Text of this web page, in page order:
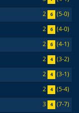
2 6
(5-0)
2 6
(4-0)
2 6
(4-1)
2 4
(3-2)
2 4
(3-1)
2 4
(5-4)
3 4 (7-7)